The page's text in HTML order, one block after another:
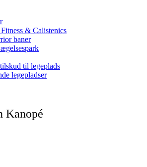
& Calistenics
baner
til legeplads
legepladser
Kanopé